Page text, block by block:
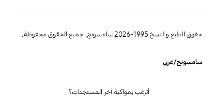
حقوق الطبع والنسخ 1995-2026 سامسونج. جميع الحقوق محفوظة.
سامسونج/عربي
أترغب بمواكبة آخر المستجدات؟